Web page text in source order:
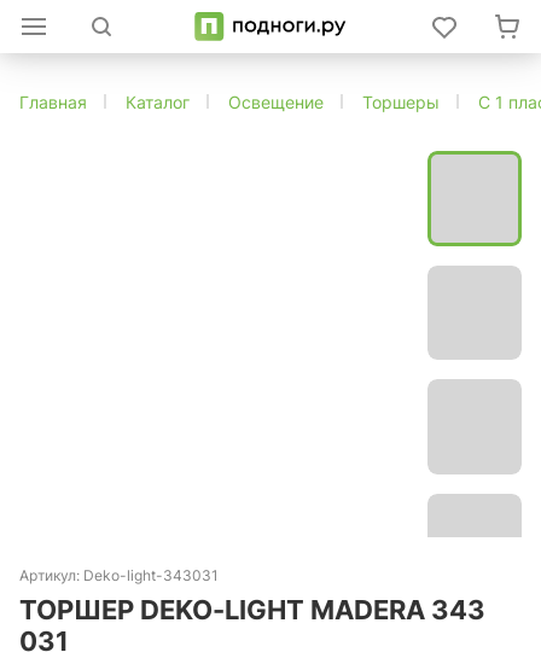
Главная Каталог Освещение Торшеры С 1
Артикул: Deko-light-343031
ТОРШЕР DEKO-LIGHT MADERA 343
031